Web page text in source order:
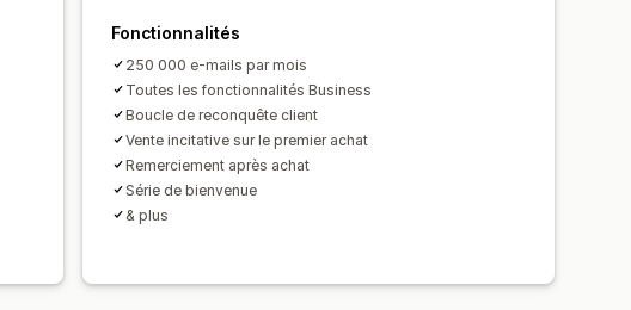
Fonctionnalités
250 000 e-mails par mois
Toutes les fonctionnalités Business
Boucle de reconquête client
Vente incitative sur le premier achat
Remerciement après achat
Série de bienvenue
& plus